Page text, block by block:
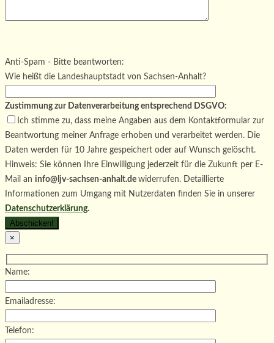
Bitte lasse dieses Feld leer.
Anti-Spam - Bitte beantworten:
Wie heißt die Landeshauptstadt von Sachsen-Anhalt?
Zustimmung zur Datenverarbeitung entsprechend DSGVO:
Ich stimme zu, dass meine Angaben aus dem Kontaktformular zur
Beantwortung meiner Anfrage erhoben und verarbeitet werden. Die
Daten werden für 10 Jahre gespeichert oder auf Wunsch gelöscht.
Hinweis: Sie können Ihre Einwilligung jederzeit für die Zukunft per E-
Mail an info@ljv-sachsen-anhalt.de widerrufen. Detaillierte
Informationen zum Umgang mit Nutzerdaten finden Sie in unserer
Datenschutzerklärung.
×
Name:
Emailadresse:
Telefon: